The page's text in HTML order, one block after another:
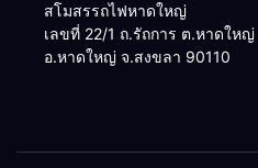
สโมสรรถไฟหาดใหญ่
เลขที่ 22/1 ถ.รัถการ ต.หาดใหญ่
อ.หาดใหญ่ จ.สงขลา 90110